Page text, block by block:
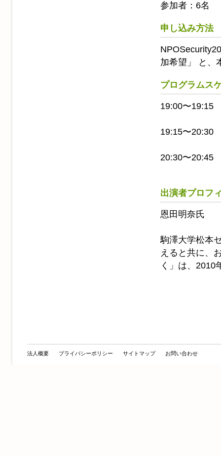
参加者：6名
申し込み方法
加希望」 と、
プログラムス
19:00〜19:15
19:15〜20:30
20:30〜20:45
出演者プロフ
恩田明奈氏
駒澤大学松本
えると共に、
く」は、2010
法人概要 プライバシーポリシー サイトマップ お問い合わせ